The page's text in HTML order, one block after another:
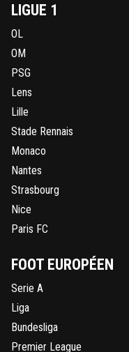
LIGUE 1
OL
OM
PSG
Lens
Lille
Stade Rennais
Monaco
Nantes
Strasbourg
Nice
Paris FC
FOOT EUROPÉEN
Serie A
Liga
Bundesliga
Premier League